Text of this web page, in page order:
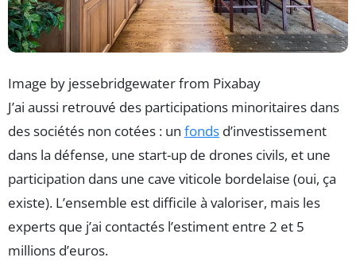
Image by jessebridgewater from Pixabay
J’ai aussi retrouvé des participations minoritaires dans
des sociétés non cotées : un fonds d’investissement
dans la défense, une start-up de drones civils, et une
participation dans une cave viticole bordelaise (oui, ça
existe). L’ensemble est difficile à valoriser, mais les
experts que j’ai contactés l’estiment entre 2 et 5
millions d’euros.